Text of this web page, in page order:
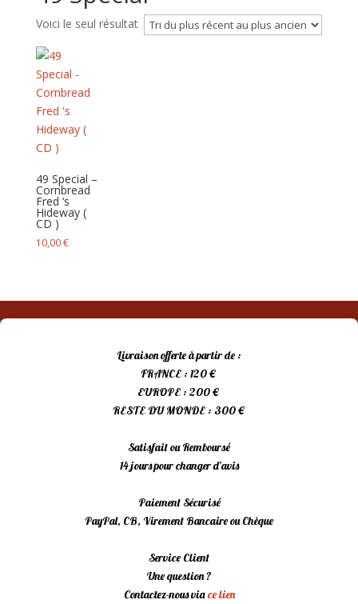
Voici le seul résultat
49 Special –
Cornbread
Fred ‘s
Hideway (
CD )
10,00€
Livraison offerte à partir de :
FRANCE : 120 €
EUROPE : 200 €
RESTE DU MONDE : 300 €
Satisfait ou Remboursé
14 jours pour changer d’avis
Paiement Sécurisé
PayPal, CB, Virement Bancaire ou Chèque
Service Client
Une question ?
Contactez-nous viace lien